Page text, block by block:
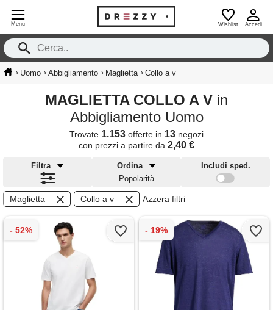
Menu Wishlist Accedi
› Uomo › Abbigliamento › Maglietta › Collo a v
MAGLIETTA COLLO A V in
Abbigliamento Uomo
Trovate 1.153 offerte in 13 negozi
con prezzi a partire da 2,40 €
Filtra
Ordina
Popolarità
Includi sped.
Maglietta Collo a v Azzera filtri